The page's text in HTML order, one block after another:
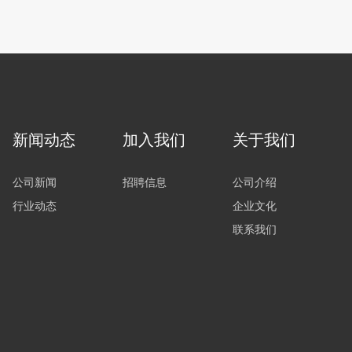
新闻动态
公司新闻
行业动态
加入我们
招聘信息
关于我们
公司介绍
企业文化
联系我们